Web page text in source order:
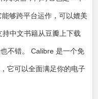
够跨平台运作，可以媲美
中文书籍从豆瓣上下载
不错。 Calibre 是一个免
它可以全面满足你的电子